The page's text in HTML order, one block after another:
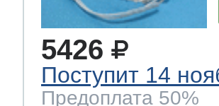
5426
Поступит 14
Предоплата 50%